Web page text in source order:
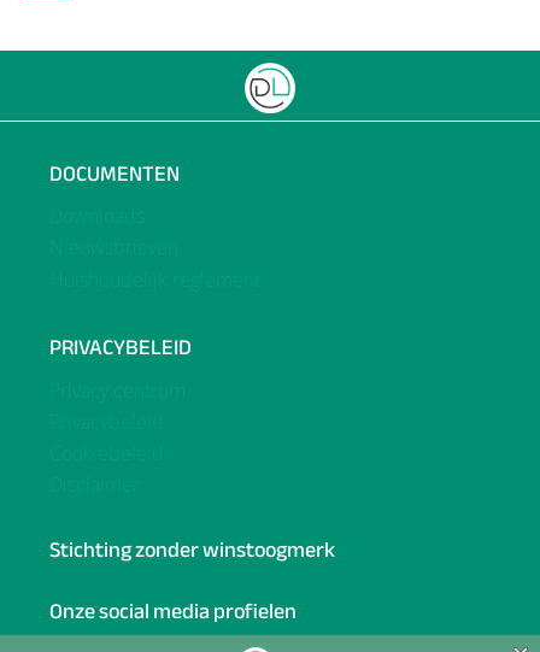
DOCUMENTEN
PRIVACYBELEID
Stichting zonder winstoogmerk
Onze social media profielen